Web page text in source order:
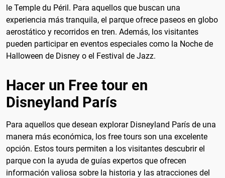
le Temple du Péril. Para aquellos que buscan una
experiencia más tranquila, el parque ofrece paseos en globo
aerostático y recorridos en tren. Además, los visitantes
pueden participar en eventos especiales como la Noche de
Halloween de Disney o el Festival de Jazz.
Hacer un Free tour en
Disneyland París
Para aquellos que desean explorar Disneyland París de una
manera más económica, los free tours son una excelente
opción. Estos tours permiten a los visitantes descubrir el
parque con la ayuda de guías expertos que ofrecen
información valiosa sobre la historia y las atracciones del